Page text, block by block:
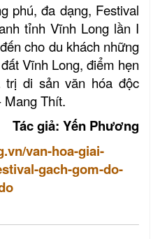
phú, đa dạng, Festival
tỉnh Vĩnh Long lần I
cho du khách những
Vĩnh Long, điểm hẹn
trị di sản văn hóa độc
Thít.
Tác giả: Yến Phương
van-hoa-giai-
gach-gom-do-